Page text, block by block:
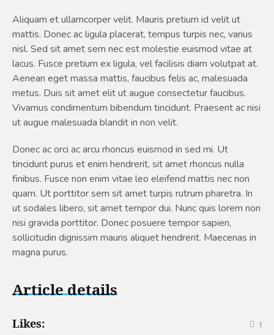
Aliquam et ullamcorper velit. Mauris pretium id velit ut
mattis. Donec ac ligula placerat, tempus turpis nec, varius
nisl. Sed sit amet sem nec est molestie euismod vitae at
lacus. Fusce pretium ex ligula, vel facilisis diam volutpat at.
Aenean eget massa mattis, faucibus felis ac, malesuada
metus. Duis sit amet elit ut augue consectetur faucibus.
Vivamus condimentum bibendum tincidunt. Praesent ac nisi
ut augue malesuada blandit in non velit.
Donec ac orci ac arcu rhoncus euismod in sed mi. Ut
tincidunt purus et enim hendrerit, sit amet rhoncus nulla
finibus. Fusce non enim vitae leo eleifend mattis nec non
quam. Ut porttitor sem sit amet turpis rutrum pharetra. In
ut sodales libero, sit amet tempor dui. Nunc quis lorem non
nisi gravida porttitor. Donec posuere tempor sapien,
sollicitudin dignissim mauris aliquet hendrerit. Maecenas in
magna purus.
Article details
Likes: 1